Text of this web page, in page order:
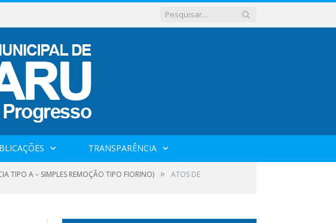
TRANSPARÊNCIA
TIPO A – SIMPLES REMOÇÃO TIPO FIORINO) » ATOS DE